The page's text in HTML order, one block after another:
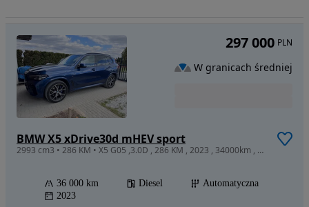
BMW X5 xDrive30d mHEV sport
2993 cm3 • 286 KM • X5 G05 ,3.0D , 286 KM , 2023 , 34000km , umowa k-s
36 000 km Diesel
Automatyczna
2023
297 000 PLN
W granicach średniej